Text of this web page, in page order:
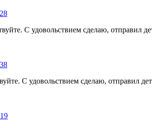
С удовольствием сделаю, отправил
С удовольствием сделаю, отправил